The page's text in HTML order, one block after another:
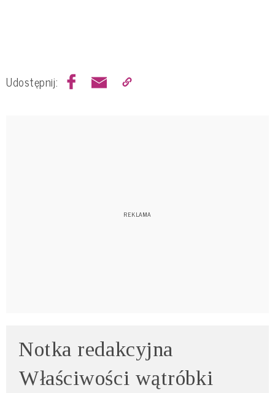
Udostępnij:
Notka redakcyjna
Właściwości wątróbki